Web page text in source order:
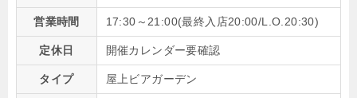
営業時間 17:30～21:00(最終入店20:00/L.O.20:30)
定休日 開催カレンダー要確認
タイプ 屋上ビアガーデン